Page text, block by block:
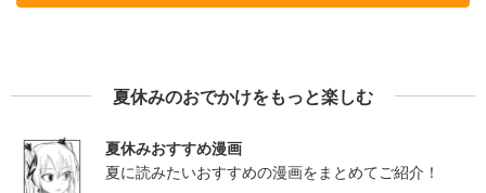
夏休みのおでかけをもっと楽しむ
夏休みおすすめ漫画
夏に読みたいおすすめの漫画をまとめてご紹介！